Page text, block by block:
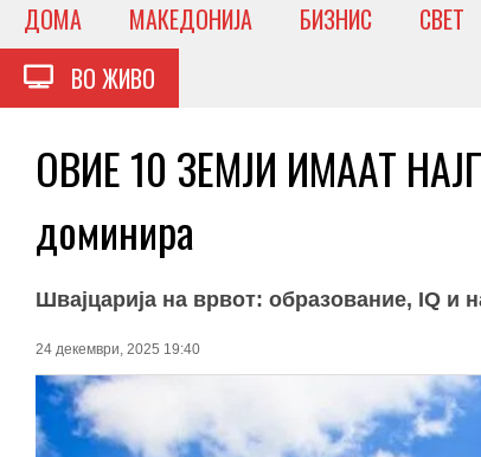
ДОМА МАКЕДОНИЈА БИЗНИС СВЕТ
ВО ЖИВО
ОВИЕ 10 ЗЕМЈИ ИМААТ
доминира
Швајцарија на врвот: образование, IQ и
24 декември, 2025 19:40